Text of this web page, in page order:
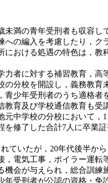
満の青年受刑者も収容
の編入を考慮したり，ク
おける処遇の特色は，教
者に対する補習教育，高
分校を開設し，義務教
少年受刑者のうち適格
育及び学校通信教育も受
中学校の分校において，
修了した合計7人に卒業証
いたが，20年代後半か
電気工事，ボイラー運転
会が与えられ，総合訓
受刑者が公認の資格・